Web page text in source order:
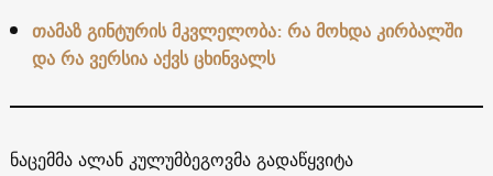
თამაზ გინტურის მკვლელობა: რა მოხდა კირბალში
და რა ვერსია აქვს ცხინვალს
ნაცემმა ალან კულუმბეგოვმა გადაწყვიტა